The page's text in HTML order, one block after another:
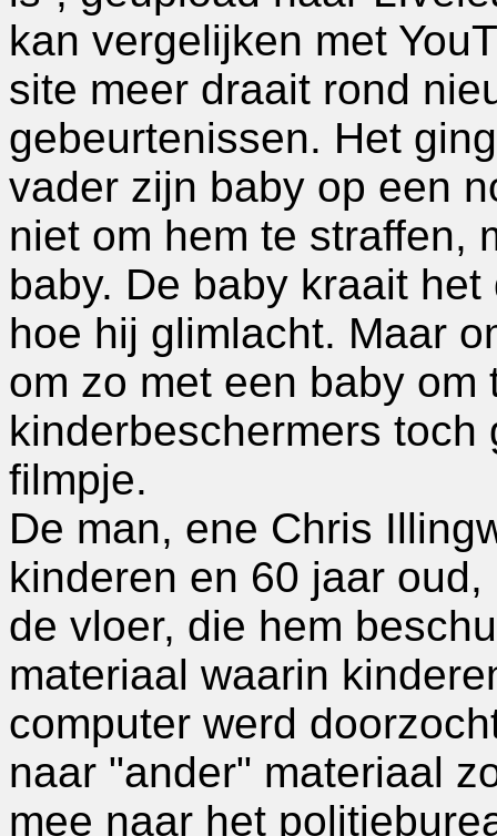
kan vergelijken met
site meer draait rond
gebeurtenissen. Het
vader zijn baby op een
niet om hem te straffen,
baby. De baby kraait
hoe hij glimlacht. Maar
om zo met een baby om
kinderbeschermers
filmpje.
De man, ene Chris
kinderen en 60 jaar
de vloer, die hem
materiaal waarin
computer werd
naar "ander" materiaal
mee naar het